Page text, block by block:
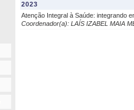
2023
Atenção Integral à Saúde: integrando
Coordenador(a): LAÍS IZABEL MAIA